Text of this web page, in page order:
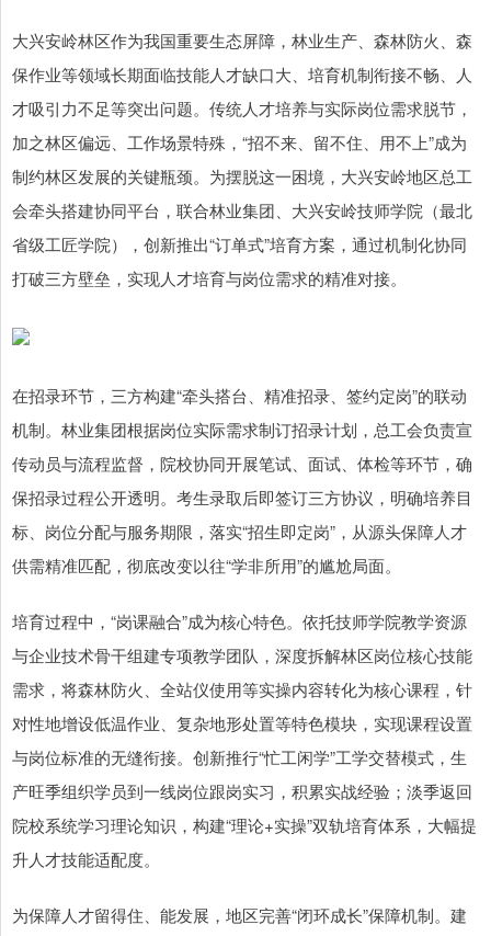
大兴安岭林区作为我国重要生态屏障，林业生产、森林防火、森
保作业等领域长期面临技能人才缺口大、培育机制衔接不畅、人
才吸引力不足等突出问题。传统人才培养与实际岗位需求脱节，
加之林区偏远、工作场景特殊，“招不来、留不住、用不上”成为
制约林区发展的关键瓶颈。为摆脱这一困境，大兴安岭地区总工
会牵头搭建协同平台，联合林业集团、大兴安岭技师学院（最北
省级工匠学院），创新推出“订单式”培育方案，通过机制化协同
打破三方壁垒，实现人才培育与岗位需求的精准对接。
在招录环节，三方构建“牵头搭台、精准招录、签约定岗”的联动
机制。林业集团根据岗位实际需求制订招录计划，总工会负责宣
传动员与流程监督，院校协同开展笔试、面试、体检等环节，确
保招录过程公开透明。考生录取后即签订三方协议，明确培养目
标、岗位分配与服务期限，落实“招生即定岗”，从源头保障人才
供需精准匹配，彻底改变以往“学非所用”的尴尬局面。
培育过程中，“岗课融合”成为核心特色。依托技师学院教学资源
与企业技术骨干组建专项教学团队，深度拆解林区岗位核心技能
需求，将森林防火、全站仪使用等实操内容转化为核心课程，针
对性地增设低温作业、复杂地形处置等特色模块，实现课程设置
与岗位标准的无缝衔接。创新推行“忙工闲学”工学交替模式，生
产旺季组织学员到一线岗位跟岗实习，积累实战经验；淡季返回
院校系统学习理论知识，构建“理论+实操”双轨培育体系，大幅提
升人才技能适配度。
为保障人才留得住、能发展，地区完善“闭环成长”保障机制。建